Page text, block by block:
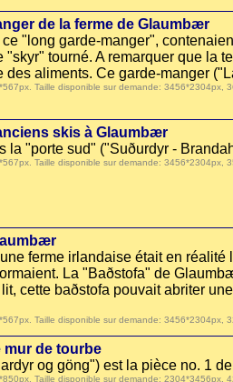
de la ferme de Glaumbær
ce "long garde-manger",
"skyr" tourné. A remarquer que la
des aliments. Ce garde-manger
Taille disponible sur demande: 3456*2304px,
skis à Glaumbær
la "porte sud" ("Suðurdyr -
Taille disponible sur demande: 3456*2304px,
ferme irlandaise était en
La "Baðstofa" de
cette baðstofa pouvait abriter
Taille disponible sur demande: 3456*2304px,
mur de tourbe
og göng") est la pièce no. 1
Taille disponible sur demande: 2304*3456px,